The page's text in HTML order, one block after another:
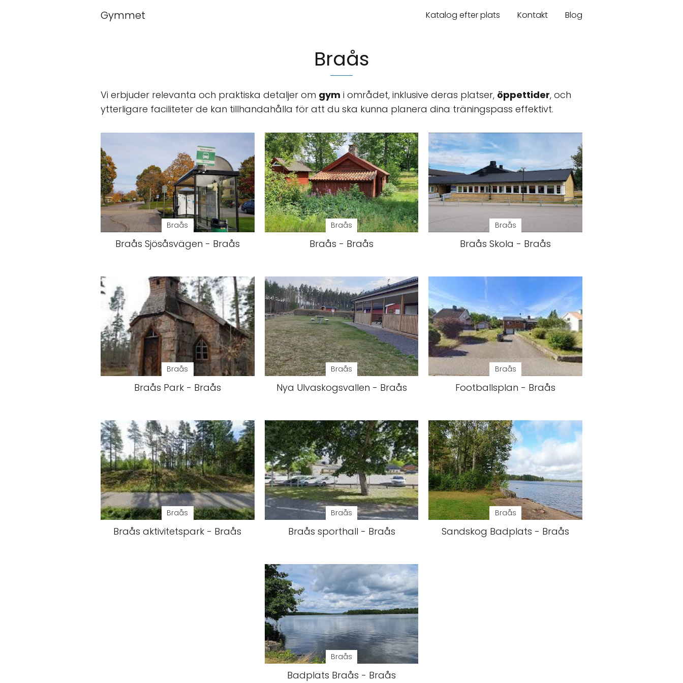
Gymmet Katalog efter plats Kontakt Blog
Braås
Vi erbjuder relevanta och praktiska detaljer om gym i området, inklusive deras platser, öppettider, och
ytterligare faciliteter de kan tillhandahålla för att du ska kunna planera dina träningspass effektivt.
Braås
Braås Sjösåsvägen - Braås
Braås
Braås - Braås
Braås
Braås Skola - Braås
Braås
Braås Park - Braås
Braås
Nya Ulvaskogsvallen - Braås
Braås
Footballsplan - Braås
Braås
Braås aktivitetspark - Braås
Braås
Braås sporthall - Braås
Braås
Sandskog Badplats - Braås
Braås
Badplats Braås - Braås